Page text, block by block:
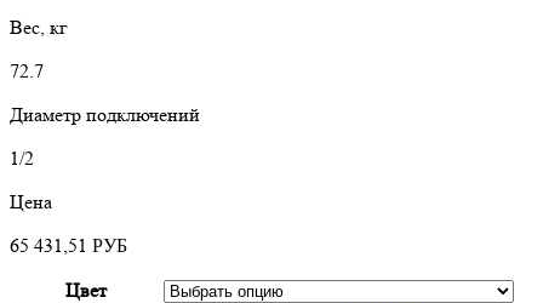
Вес, кг
72.7
Диаметр подключений
1/2
Цена
65 431,51 РУБ
Цвет